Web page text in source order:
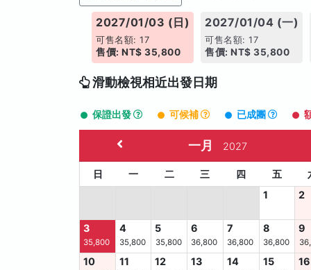
2027/01/03 (日)
可售名額: 17
售價: NT$ 35,800
2027/01/04 (一)
可售名額: 17
售價: NT$ 35,800
滑動檢視相近出發日期
保證出發 可候補 已成團
一月 2027
日 一 二 三 四 五
1
2
3
35,800
4
35,800
5
35,800
6
36,800
7
36,800
8
36,800
9
10 11 12 13 14 15 16